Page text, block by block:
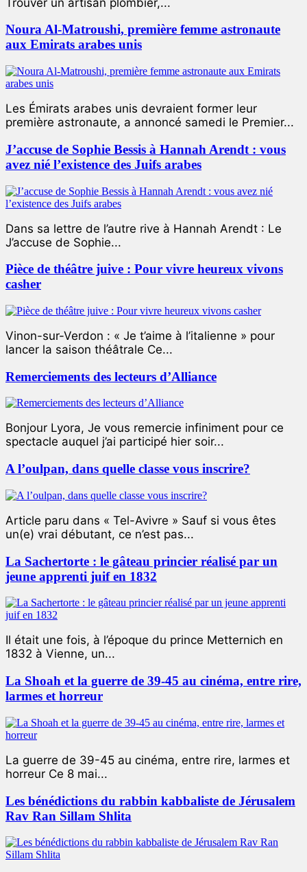
Noura Al-Matroushi, première femme astronaute
aux Emirats arabes unis
Les Émirats arabes unis devraient former leur
première astronaute, a annoncé samedi le Premier...
J’accuse de Sophie Bessis à Hannah Arendt : vous
avez nié l’existence des Juifs arabes
Dans sa lettre de l’autre rive à Hannah Arendt : Le
J’accuse de Sophie...
Pièce de théâtre juive : Pour vivre heureux vivons
casher
Vinon-sur-Verdon : « Je t’aime à l’italienne » pour
lancer la saison théâtrale Ce...
Remerciements des lecteurs d’Alliance
Bonjour Lyora, Je vous remercie infiniment pour ce
spectacle auquel j’ai participé hier soir...
A l’oulpan, dans quelle classe vous inscrire?
Article paru dans « Tel-Avivre » Sauf si vous êtes
un(e) vrai débutant, ce n’est pas...
La Sachertorte : le gâteau princier réalisé par un
jeune apprenti juif en 1832
Il était une fois, à l’époque du prince Metternich en
1832 à Vienne, un...
La Shoah et la guerre de 39-45 au cinéma, entre rire,
larmes et horreur
La guerre de 39-45 au cinéma, entre rire, larmes et
horreur Ce 8 mai...
Les bénédictions du rabbin kabbaliste de Jérusalem
Rav Ran Sillam Shlita